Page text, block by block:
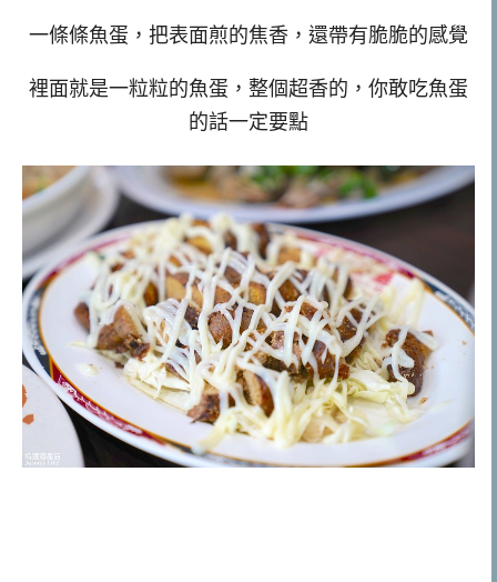
一條條魚蛋，把表面煎的焦香，還帶有脆脆的感覺
裡面就是一粒粒的魚蛋，整個超香的，你敢吃魚蛋
的話一定要點